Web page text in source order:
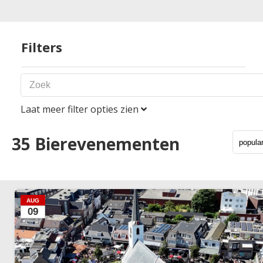
Filters
Land 1
Nederland
België
Laat meer filter opties zien
35 Bierevenementen
AUG
09